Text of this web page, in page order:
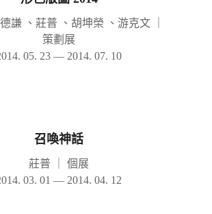
謙 、莊普 、胡坤榮 、游克文
策劃展
05. 23 — 2014. 07. 10
召喚神話
莊普
個展
03. 01 — 2014. 04. 12